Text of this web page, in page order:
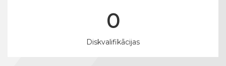
0
Diskvalifikācijas